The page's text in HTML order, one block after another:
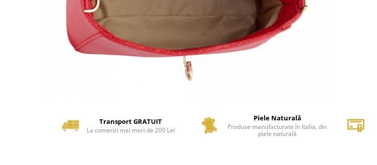
Transport GRATUIT
La comenzi mai mari de 200 Lei
Piele Naturală
Produse manufacturate în Italia, din
piele naturală